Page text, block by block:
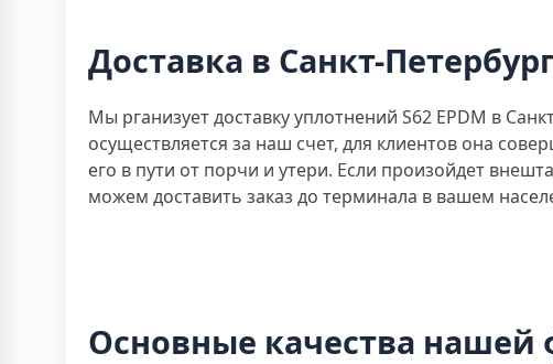
Доставка в Санкт-
Мы рганизует доставку уплотнений S62 EPDM в
осуществляется за наш счет, для клиентов она
его в пути от порчи и утери. Если произойдет
можем доставить заказ до терминала в вашем
Основные качества